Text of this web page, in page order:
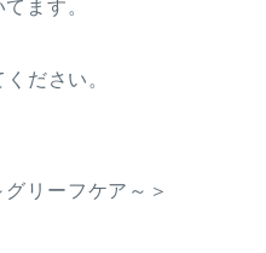
ます。
ださい。
リーフケア～＞